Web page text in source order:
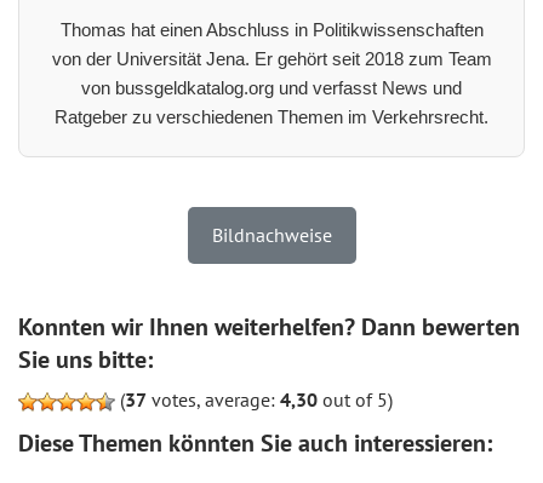
Thomas hat einen Abschluss in Politikwissenschaften
von der Universität Jena. Er gehört seit 2018 zum Team
von bussgeldkatalog.org und verfasst News und
Ratgeber zu verschiedenen Themen im Verkehrsrecht.
Bildnachweise
Konnten wir Ihnen weiterhelfen? Dann bewerten
Sie uns bitte:
(37 votes, average: 4,30 out of 5)
Diese Themen könnten Sie auch interessieren: